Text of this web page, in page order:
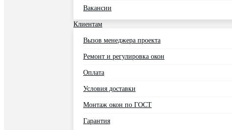
Вакансии
Клиентам
Вызов менеджера проекта
Ремонт и регулировка окон
Оплата
Условия доставки
Монтаж окон по ГОСТ
Гарантия